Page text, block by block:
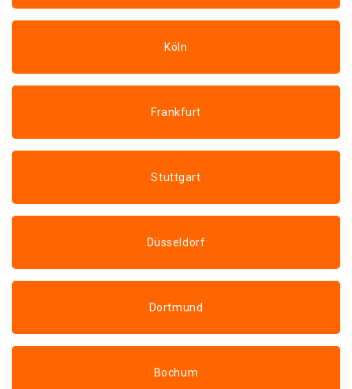
Köln
Frankfurt
Stuttgart
Düsseldorf
Dortmund
Bochum